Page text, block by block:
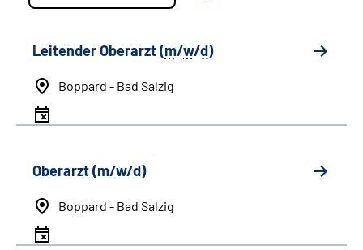
Leitender Oberarzt (m/w/d)
Boppard - Bad Salzig
Oberarzt (m/w/d)
Boppard - Bad Salzig